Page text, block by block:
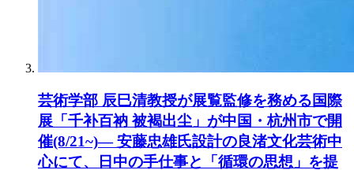
芸術学部 辰巳清教授が展覧監修を務める国際
展「千补百衲 被褐出尘」が中国・杭州市で開
催(8/21~)― 安藤忠雄氏設計の良渚文化芸術中
心にて、日中の手仕事と「循環の思想」を提